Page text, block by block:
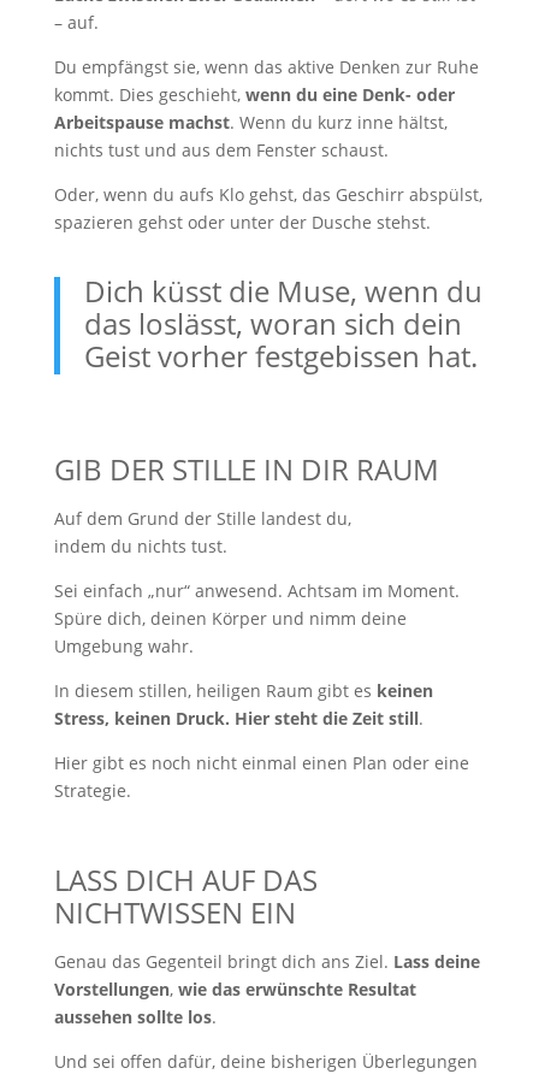
– auf.
Du empfängst sie, wenn das aktive Denken zur Ruhe
kommt. Dies geschieht, wenn du eine Denk- oder
Arbeitspause machst. Wenn du kurz inne hältst,
nichts tust und aus dem Fenster schaust.
Oder, wenn du aufs Klo gehst, das Geschirr abspülst,
spazieren gehst oder unter der Dusche stehst.
Dich küsst die Muse, wenn du
das loslässt, woran sich dein
Geist vorher festgebissen hat.
GIB DER STILLE IN DIR RAUM
Auf dem Grund der Stille landest du,
indem du nichts tust.
Sei einfach „nur“ anwesend. Achtsam im Moment.
Spüre dich, deinen Körper und nimm deine
Umgebung wahr.
In diesem stillen, heiligen Raum gibt es keinen
Stress, keinen Druck. Hier steht die Zeit still.
Hier gibt es noch nicht einmal einen Plan oder eine
Strategie.
LASS DICH AUF DAS
NICHTWISSEN EIN
Genau das Gegenteil bringt dich ans Ziel. Lass deine
Vorstellungen,wie das erwünschte Resultat
aussehen sollte los.
Und sei offen dafür, deine bisherigen Überlegungen